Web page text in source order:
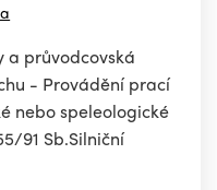
a průvodcovská
- Provádění prací
nebo speleologické
91 Sb.Silniční